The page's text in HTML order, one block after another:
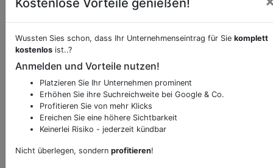
Beschreibung & Services vonSupermarkt
Sie möchten eine Beschreibung, Dienstleistung
oder andere relevante Informationen hinzufügen?
Klicken Sie bittehierum uns zu kontaktieren.
Gerne erweitern wir Ihren Firmeneintrag um
Sonderangebote odere besondere Services, die
Ihren Wettbewerbern abheben.
Kostenlose Vorteile genießen!
Wussten Sies schon, dass Ihr Unternehmenseintrag für Sie komplett
kostenlos ist..?
Anmelden und Vorteile nutzen!
Platzieren Sie Ihr Unternehmen prominent
Erhöhen Sie ihre Suchreichweite bei Google & Co.
Profitieren Sie von mehr Klicks
Ereichen Sie eine höhere Sichtbarkeit
Keinerlei Risiko - jederzeit kündbar
Nicht überlegen, sondern profitieren!